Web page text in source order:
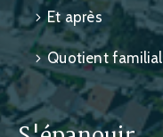
Et après
Quotient familial